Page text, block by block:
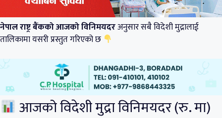
नेपाल राष्ट्र बैंकको आजको विनिमयदरअनुसार सबै विदेशी मुद्रालाई
तालिकामा यसरी प्रस्तुत गरिएको छ
आजको विदेशी मुद्रा विनिमयदर (रु. मा)